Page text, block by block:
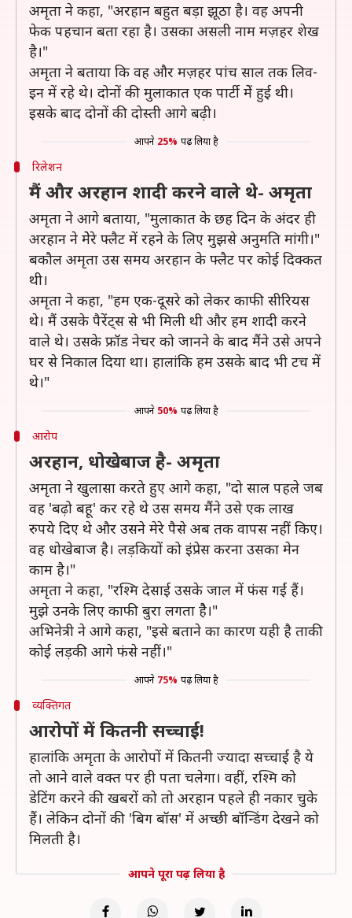
अमृता ने कहा, "अरहान बहुत बड़ा झूठा है। वह अपनी
फेक पहचान बता रहा है। उसका असली नाम मज़हर शेख
है।"
अमृता ने बताया कि वह और मज़हर पांच साल तक लिव-
इन में रहे थे। दोनों की मुलाकात एक पार्टी मेें हुई थी।
इसके बाद दोनों की दोस्ती आगे बढ़ी।
आपने 25% पढ़ लिया है
रिलेशन
मैं और अरहान शादी करने वाले थे- अमृता
अमृता ने आगे बताया, "मुलाकात के छह दिन के अंदर ही
अरहान ने मेेरे फ्लैट में रहने के लिए मुझसे अनुमति मांगी।"
बकौल अमृता उस समय अरहान के फ्लैट पर कोई दिक्कत
थी।
अमृता ने कहा, "हम एक-दूसरे को लेकर काफी सीरियस
थे। मैं उसके पैरेंट्स से भी मिली थी और हम शादी करने
वाले थे। उसके फ्रॉड नेचर को जानने के बाद मैंने उसे अपने
घर से निकाल दिया था। हालांकि हम उसके बाद भी टच में
थे।"
आपने 50% पढ़ लिया है
आरोप
अरहान, धोखेबाज है- अमृता
अमृता ने खुलासा करते हुए आगे कहा, "दो साल पहले जब
वह 'बढ़ो बहू' कर रहे थे उस समय मैंने उसे एक लाख
रुपये दिए थे और उसने मेरे पैसे अब तक वापस नहीं किए।
वह धोखेबाज है। लड़कियों को इंप्रेस करना उसका मेन
काम है।"
अमृता ने कहा, "रश्मि देसाई उसके जाल में फंस गईं हैं।
मुझे उनके लिए काफी बुरा लगता हैै।"
अभिनेत्री ने आगे कहा, "इसे बताने का कारण यही है ताकी
कोई लड़की आगे फंसे नहीं।"
आपने 75% पढ़ लिया है
व्यक्तिगत
आरोपों में कितनी सच्चाई!
हालांकि अमृता के आरोपों में कितनी ज्यादा सच्चाई है ये
तो आने वाले वक्त पर ही पता चलेगा। वहीं, रश्मि को
डेटिंग करने की खबरों को तो अरहान पहले ही नकार चुके
हैं। लेकिन दोनों की 'बिग बॉस' में अच्छी बॉन्डिंग देखने को
मिलती है।
आपने पूरा पढ़ लिया है